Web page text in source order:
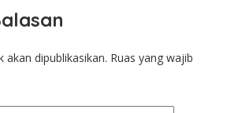
akan dipublikasikan. Ruas yang wajib